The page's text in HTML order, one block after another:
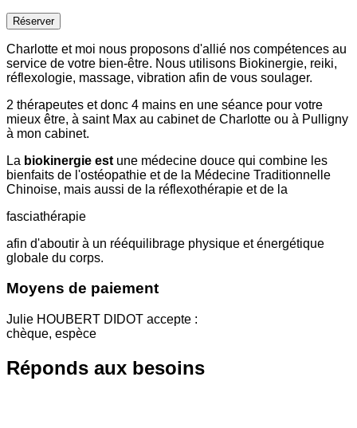
Réserver
Charlotte et moi nous proposons d'allié nos compétences au
service de votre bien-être. Nous utilisons Biokinergie, reiki,
réflexologie, massage, vibration afin de vous soulager.
2 thérapeutes et donc 4 mains en une séance pour votre
mieux être, à saint Max au cabinet de Charlotte ou à Pulligny
à mon cabinet.
La biokinergie est une médecine douce qui combine les
bienfaits de l'ostéopathie et de la Médecine Traditionnelle
Chinoise, mais aussi de la réflexothérapie et de la
fasciathérapie
afin d'aboutir à un rééquilibrage physique et énergétique
globale du corps.
Moyens de paiement
Julie HOUBERT DIDOT accepte :
chèque, espèce
Réponds aux besoins